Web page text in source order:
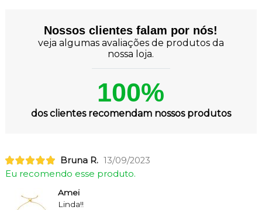
Nossos clientes falam por nós!
veja algumas avaliações de produtos da
nossa loja.
100%
dos clientes recomendam nossos produtos
Bruna R. 13/09/2023
Eu recomendo esse produto.
Amei
Linda!!